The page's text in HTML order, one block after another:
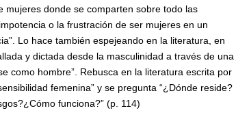
mujeres donde se comparten sobre todo las
o la frustración de ser mujeres en un
Lo hace también espejeando en la literatura, en
y dictada desde la masculinidad a través de una
como hombre”. Rebusca en la literatura escrita por
femenina” y se pregunta “¿Dónde reside?
funciona?” (p. 114)